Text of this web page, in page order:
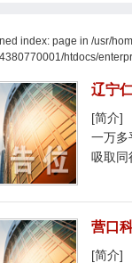
index: page in /usr/
htdocs/
辽宁
[简介]
一万多
吸取同
营口
[简介]